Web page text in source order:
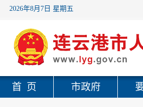
2026年8月7日 星期五
首 页 市政府